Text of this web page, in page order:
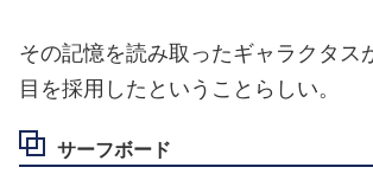
その記憶を読み取ったギャラクタス
目を採用したということらしい。
サーフボード